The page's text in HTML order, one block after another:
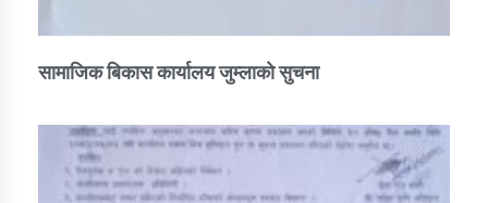
सन्देश
तातोपानी गाउँपालिका जुम्लाको बालविवाह सन्देश
तातोपानी गाउँपालिका जुम्लाको सूचना
सामाजिक बिकास कार्यालय जुम्लाकाे सुचना